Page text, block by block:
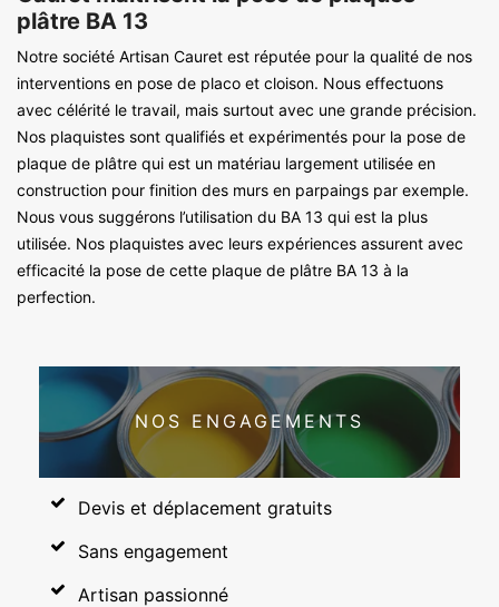
plâtre BA 13
Notre société Artisan Cauret est réputée pour la qualité de nos
interventions en pose de placo et cloison. Nous effectuons
avec célérité le travail, mais surtout avec une grande précision.
Nos plaquistes sont qualifiés et expérimentés pour la pose de
plaque de plâtre qui est un matériau largement utilisée en
construction pour finition des murs en parpaings par exemple.
Nous vous suggérons l’utilisation du BA 13 qui est la plus
utilisée. Nos plaquistes avec leurs expériences assurent avec
efficacité la pose de cette plaque de plâtre BA 13 à la
perfection.
NOS ENGAGEMENTS
Devis et déplacement gratuits
Sans engagement
Artisan passionné